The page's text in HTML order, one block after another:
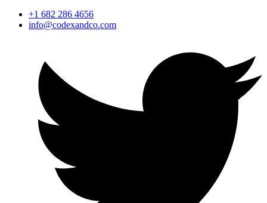
+1 682 286 4656
info@codexandco.com